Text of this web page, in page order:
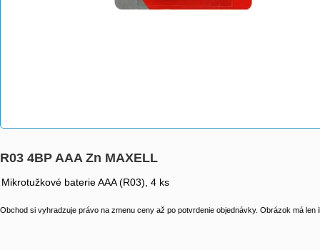
R03 4BP AAA Zn MAXELL
Mikrotužkové baterie AAA (R03), 4 ks
Obchod si vyhradzuje právo na zmenu ceny až po potvrdenie objednávky. Obrázok má len